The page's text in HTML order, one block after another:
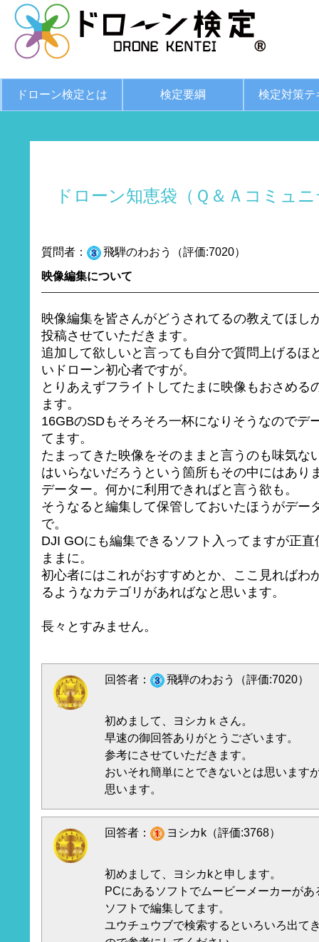
ドローン検定とは 検定要綱 検定対策テ
ドローン知恵袋（Ｑ＆Ａコミュ
質問者：
飛騨のわおう（評価:7020）
映像編集について
映像編集を皆さんがどうされてるの教えてほし
投稿させていただきます。
追加して欲しいと言っても自分で質問上げるほ
いドローン初心者ですが。
とりあえずフライトしてたまに映像もおさめる
ます。
16GBのSDもそろそろ一杯になりそうなのでデ
てます。
たまってきた映像をそのままと言うのも味気な
はいらないだろうという箇所もその中にはあり
データー。何かに利用できればと言う欲も。
そうなると編集して保管しておいたほうがデー
で。
DJI GOにも編集できるソフト入ってますが正
ままに。
初心者にはこれがおすすめとか、ここ見ればわ
るようなカテゴリがあればなと思います。
長々とすみません。
回答者： 飛騨のわおう（評価:7020）
初めまして、ヨシカｋさん。
早速の御回答ありがとうございます。
参考にさせていただきます。
おいそれ簡単にとできないとは思います
思います。
回答者： ヨシカk（評価:3768）
初めまして、ヨシカkと申します。
PCにあるソフトでムービーメーカーが
ソフトで編集してます。
ユウチュウブで検索するといろいろ出て